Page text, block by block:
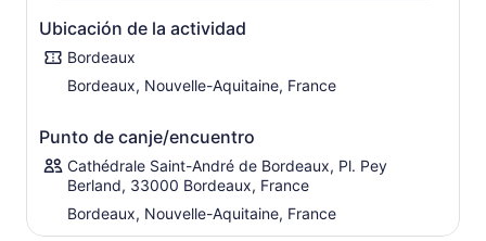
Tanto si eres un amante de la historia como si
simplemente estás explorando, nuestros tours ofrecen
algo para todos. ¡Disfruta de una experiencia de alta
calidad a un gran precio! También ofrecemos tours
sus necesidades.
Ubicación de la actividad
Bordeaux
Bordeaux, Nouvelle-Aquitaine, France
Punto de canje/encuentro
Cathédrale Saint-André de Bordeaux, Pl. Pey
Berland, 33000 Bordeaux, France
Bordeaux, Nouvelle-Aquitaine, France